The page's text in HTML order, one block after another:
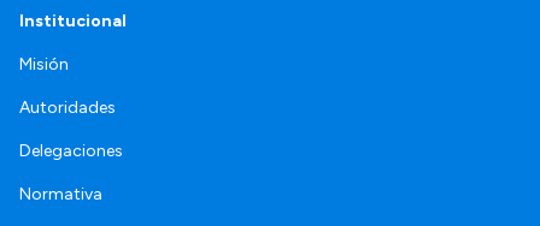
Institucional
Misión
Autoridades
Delegaciones
Normativa